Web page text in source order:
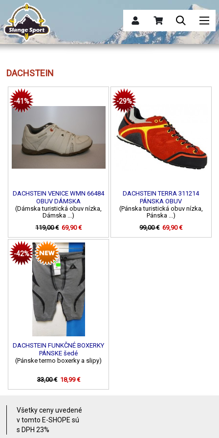
DACHSTEIN
-41%
DACHSTEIN VENICE WMN 66484
OBUV DÁMSKA
(Dámska turistická obuv nízka,
Dámska ...)
119,00 € 69,90 €
-29%
DACHSTEIN TERRA 311214
PÁNSKA OBUV
(Pánska turistická obuv nízka,
Pánska ...)
99,00 € 69,90 €
-42%
DACHSTEIN FUNKČNÉ BOXERKY
PÁNSKE šedé
(Pánske termo boxerky a slipy)
33,00 € 18,99 €
Všetky ceny uvedené
v tomto E-SHOPE sú
s DPH 23%